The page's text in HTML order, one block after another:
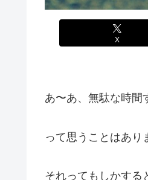
X
あ〜あ、無駄な時間
って思うことはあり
それってもしかする